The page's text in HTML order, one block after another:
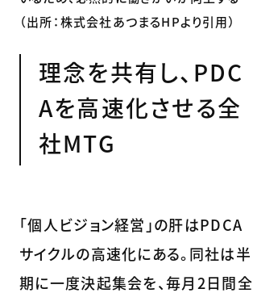
（出所：株式会社あつまるHPより引用）
理念を共有し、PDC
Aを高速化させる全
社MTG
「個人ビジョン経営」の肝はPDCA
サイクルの高速化にある。同社は半
期に一度決起集会を、毎月2日間全